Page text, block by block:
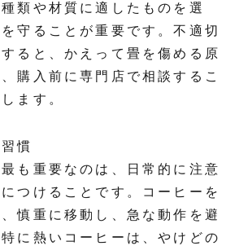
類や材質に適したものを選
守ることが重要です。不適切
ると、かえって畳を傷める原
購入前に専門店で相談するこ
ます。
慣
も重要なのは、日常的に注意
つけることです。コーヒーを
慎重に移動し、急な動作を避
に熱いコーヒーは、やけどの